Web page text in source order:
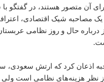
آن متصور هستند، در گفتگو
یک مصاحبه شیک اقتصادی،
درباره حال و روز نظامی
اذعان کرد که ارتش سعودی،
نظر هزینه‌های نظامی است ولی